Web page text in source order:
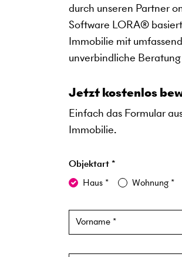
durch unseren Partner
Software LORA®
Immobilie mit
unverbindliche
Jetzt kostenlos
Einfach das Formular
Immobilie.
Offlineschätzung
Objektart
Haus
Wohnung
Vorname